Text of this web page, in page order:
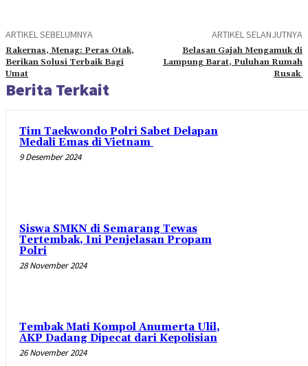
ARTIKEL SEBELUMNYA
Rakernas, Menag: Peras Otak,
Berikan Solusi Terbaik Bagi
Umat
ARTIKEL SELANJUTNYA
Belasan Gajah Mengamuk di
Lampung Barat, Puluhan Rumah
Rusak
Berita Terkait
Tim Taekwondo Polri Sabet Delapan
Medali Emas di Vietnam
9 Desember 2024
Siswa SMKN di Semarang Tewas
Tertembak, Ini Penjelasan Propam
Polri
28 November 2024
Tembak Mati Kompol Anumerta Ulil,
AKP Dadang Dipecat dari Kepolisian
26 November 2024